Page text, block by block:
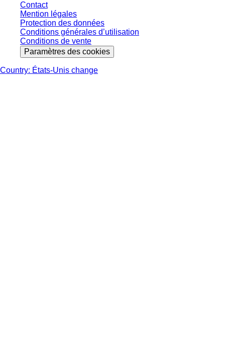
Contact
Mention légales
Protection des données
Conditions générales d’utilisation
Conditions de vente
Paramètres des cookies
Country: États-Unis change